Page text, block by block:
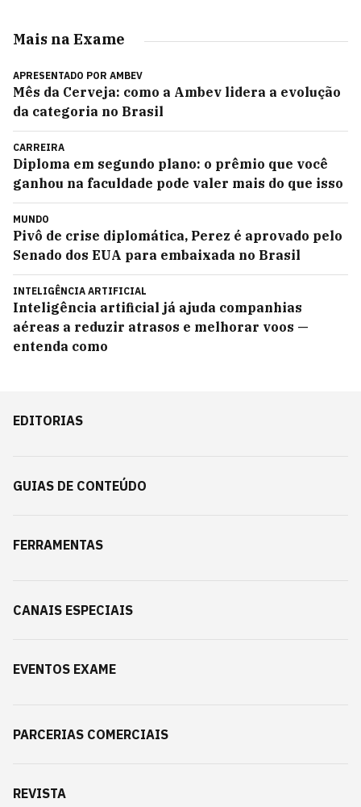
Mais na Exame
APRESENTADO POR AMBEV
Mês da Cerveja: como a Ambev lidera a evolução
da categoria no Brasil
CARREIRA
Diploma em segundo plano: o prêmio que você
ganhou na faculdade pode valer mais do que isso
MUNDO
Pivô de crise diplomática, Perez é aprovado pelo
Senado dos EUA para embaixada no Brasil
INTELIGÊNCIA ARTIFICIAL
Inteligência artificial já ajuda companhias
aéreas a reduzir atrasos e melhorar voos —
entenda como
EDITORIAS
GUIAS DE CONTEÚDO
FERRAMENTAS
CANAIS ESPECIAIS
EVENTOS EXAME
PARCERIAS COMERCIAIS
REVISTA